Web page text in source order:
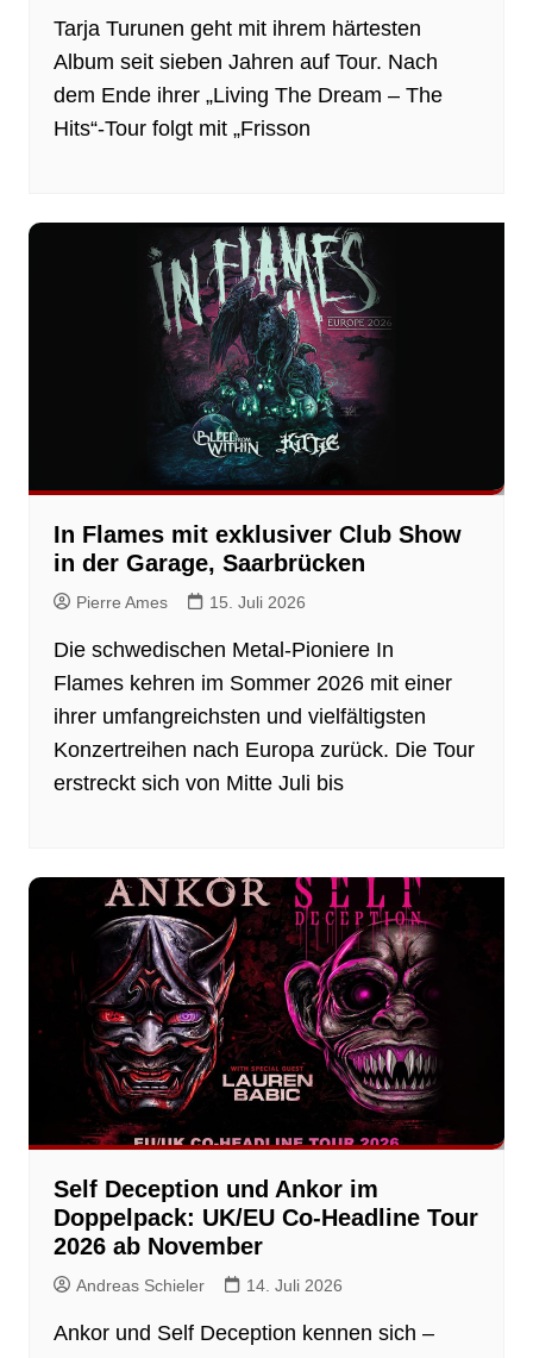
Tarja Turunen geht mit ihrem härtesten
Album seit sieben Jahren auf Tour. Nach
dem Ende ihrer „Living The Dream – The
Hits“-Tour folgt mit „Frisson
In Flames mit exklusiver Club Show
in der Garage, Saarbrücken
Pierre Ames 15. Juli 2026
Die schwedischen Metal-Pioniere In
Flames kehren im Sommer 2026 mit einer
ihrer umfangreichsten und vielfältigsten
Konzertreihen nach Europa zurück. Die Tour
erstreckt sich von Mitte Juli bis
Self Deception und Ankor im
Doppelpack: UK/EU Co-Headline Tour
2026 ab November
Andreas Schieler 14. Juli 2026
Ankor und Self Deception kennen sich –